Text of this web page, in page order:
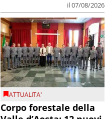
il 07/08/2026
ATTUALITA'
Corpo forestale della